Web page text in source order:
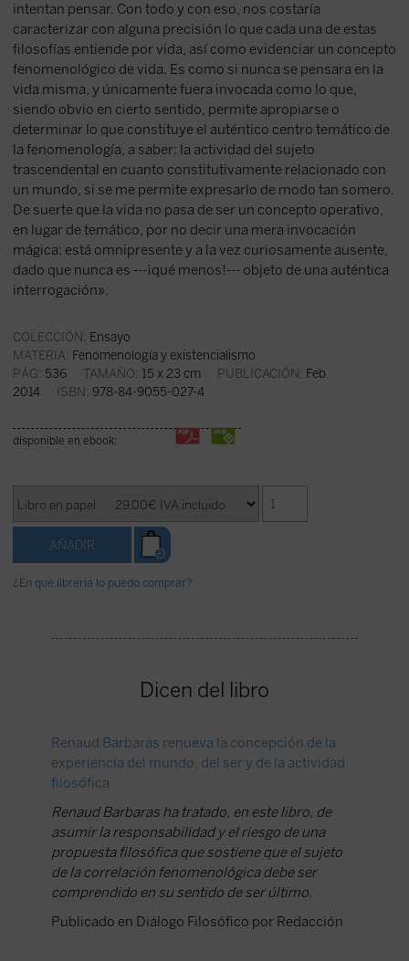
intentan pensar. Con todo y con eso, nos costaría
caracterizar con alguna precisión lo que cada una de estas
filosofías entiende por vida, así como evidenciar un concepto
fenomenológico de vida. Es como si nunca se pensara en la
vida misma, y únicamente fuera invocada como lo que,
siendo obvio en cierto sentido, permite apropiarse o
determinar lo que constituye el auténtico centro temático de
la fenomenología, a saber: la actividad del sujeto
trascendental en cuanto constitutivamente relacionado con
un mundo, si se me permite expresarlo de modo tan somero.
De suerte que la vida no pasa de ser un concepto operativo,
en lugar de temático, por no decir una mera invocación
mágica: está omnipresente y a la vez curiosamente ausente,
dado que nunca es ---¡qué menos!--- objeto de una auténtica
interrogación».
COLECCIÓN: Ensayo
MATERIA: Fenomenología y existencialismo
PÁG: 536 TAMAÑO: 15 x 23 cm PUBLICACIÓN: Feb
2014 ISBN: 978-84-9055-027-4
disponible en ebook:
¿En qué librería lo puedo comprar?
Dicen del libro
Renaud Barbaras renueva la concepción de la
experiencia del mundo, del ser y de la actividad
filosófica
Renaud Barbaras ha tratado, en este libro, de
asumir la responsabilidad y el riesgo de una
propuesta filosófica que sostiene que el sujeto
de la correlación fenomenológica debe ser
comprendido en su sentido de ser último.
Publicado en Diálogo Filosófico por Redacción